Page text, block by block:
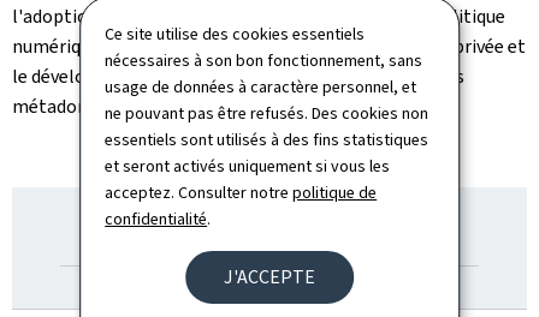
Ce site utilise des cookies essentiels
nécessaires à son bon fonctionnement, sans
usage de données à caractère personnel, et
ne pouvant pas être refusés. Des cookies non
essentiels sont utilisés à des fins statistiques
et seront activés uniquement si vous les
acceptez. Consulter notrepolitique de
confidentialité.
J'ACCEPTE
l'adoption de nouvelles technologies à travers une politique
numérique qui garantit à la fois la protection de la vie privée et
le développement du plein potentiel du Big Data et des
métadonnées.
POLITIQUE ET
DONNÉES